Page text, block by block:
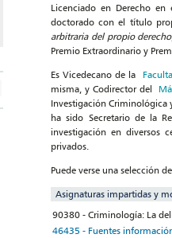
Licenciado en Derecho
doctorado con el título
arbitraria del propio derecho
Premio Extraordinario y
Es Vicedecano de la
misma, y Codirector del
Investigación Criminológica
ha sido Secretario de la
investigación en diversos
privados.
Puede verse una selección
Asignaturas impartidas y
90380 - Criminología: La
46435 - Fuentes